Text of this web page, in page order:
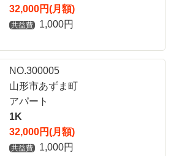
32,000円(月額)
共益費 1,000円
NO.300005
山形市あずま町
アパート
1K
32,000円(月額)
共益費 1,000円